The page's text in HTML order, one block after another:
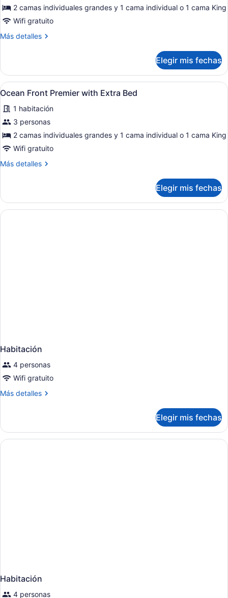
de
Ocean
Upper
with
Extra
Bed
2 camas individuales grandes y 1 cama individual o 1 cama King
Wifi gratuito
Más detalles
Más
Front
Upper
Floor
with
Extra
Bed
Elegir mis fechas
Abrir
todas
las
fotos
de
Ocean
Premier
Bed
Habitación de hotel con dos
14
Ocean Front Premier with Extra Bed
1 habitación
3 personas
2 camas individuales grandes y 1 cama individual o 1 cama King
Wifi gratuito
Más detalles
Más
Front
Premier
with
Elegir mis fechas
Habitación
4 personas
Wifi gratuito
Más detalles
Más
Elegir mis fechas
Habitación
4 personas